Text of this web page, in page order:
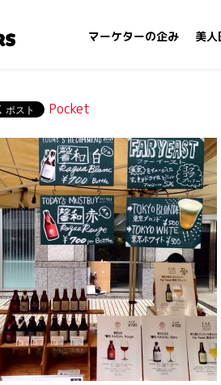
マーケターの企み 美人
Pocket